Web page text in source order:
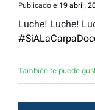
Publicado el19 abril,
Luche! Luche!
#
También te puede